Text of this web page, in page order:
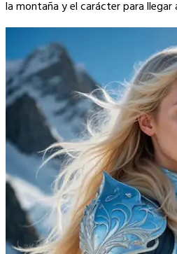
la montaña y el carácter para llegar